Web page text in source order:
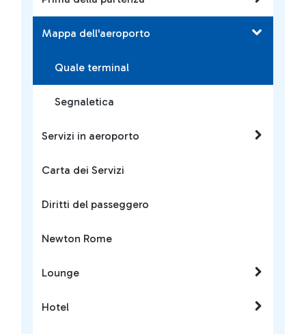
Mappa dell'aeroporto
Quale terminal
Segnaletica
Servizi in aeroporto
Carta dei Servizi
Diritti del passeggero
Newton Rome
Lounge
Hotel